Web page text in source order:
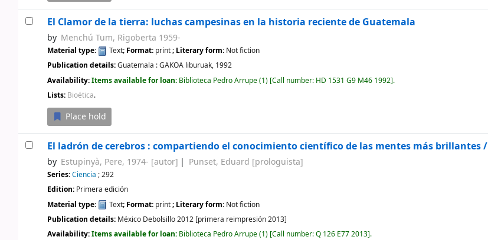
El Clamor de la tierra: luchas campesinas en la historia reciente de Guatemala
by Menchú Tum, Rigoberta 1959-
Material type: Text; Format: print; Literary form: Not fiction
Publication details:Guatemala :GAKOA liburuak, 1992
Availability:Items available for loan: Biblioteca Pedro Arrupe(1) Call number: HD 1531 G9 M46 1992 .
Lists: Bioética.
Place hold
El ladrón de cerebros : compartiendo el conocimiento científico de las mentes más brillantes /
by Estupinyà, Pere, 1974- [autor] Punset, Eduard [prologuista]
Series:Ciencia ; 292
Edition: Primera edición
Material type:
Text; Format: print; Literary form: Not fiction
Publication details: México Debolsillo2012 [primera reimpresión 2013]
Availability:Items available for loan: Biblioteca Pedro Arrupe(1) Call number:Q 126 E77 2013 .